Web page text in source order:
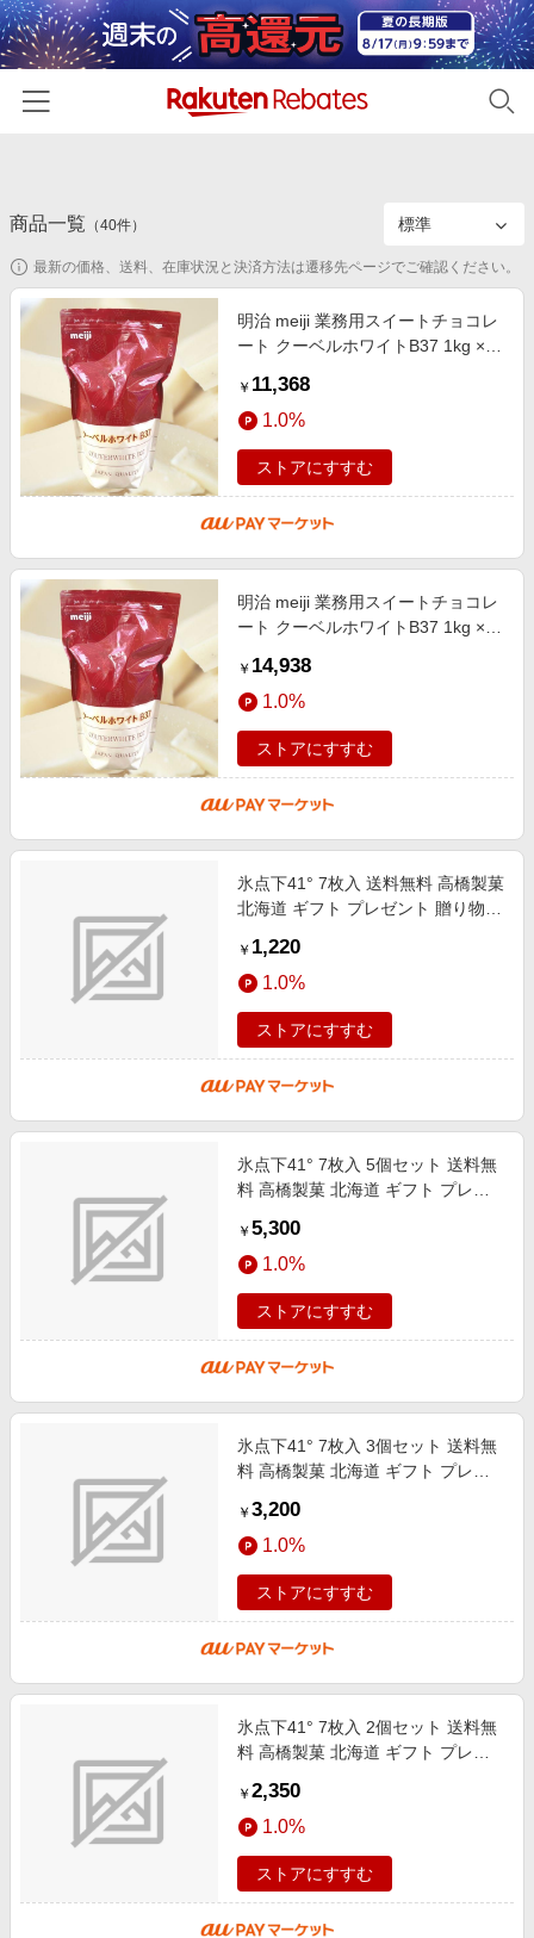
カテゴリー一覧
百貨店・総合ECモール
ファッション・インナー・小物
食品・スイーツ・お酒
日用品・キッチン用品
コスメ・健康・医薬品
キッズ・ベビー用品
スポーツ・アウトドア・ゴルフ
インテリア・寝具
ペット・花・DIY・車
旅行・レジャー・ホテル予約
生活・お役立ち
金融・マネー・保険
イベント一覧
リーベイツ注目ストア
初回購入者限定特典
対象ストア新規限定特典
新着ストアのご紹介
電子書籍特集
楽天サービス特集
旅行特集
わくわく夏特集
とことん買い物チャレンジ
Apple公式サイト×楽天カード分割払い
Qoo10メガポ
Samsung ボーナスキャンペーン
週末の高還元 夏の長期版
ヘルプ
友達紹介
楽天IDでログイン/会員登録
商品一覧 （40件）
最新の価格、送料、在庫状況と決済方法は遷移先ページでご確認ください。
明治 meiji 業務用スイートチョコレ
ート クーベルホワイトB37 1kg ×3
バレンタイン ホワイトデー ケ
￥ 11,368
1.0%
ストアにすすむ
明治 meiji 業務用スイートチョコレ
ート クーベルホワイトB37 1kg ×4
バレンタイン ホワイトデー ケ
￥ 14,938
1.0%
ストアにすすむ
氷点下41° 7枚入 送料無料 高橋製菓
北海道 ギフト プレゼント 贈り物
ー バレンタイン
￥ 1,220
1.0%
ストアにすすむ
氷点下41° 7枚入 5個セット 送料無
料 高橋製菓 北海道 ギフト プレゼ
コ ホワイトデーバレンタイン
￥ 5,300
1.0%
ストアにすすむ
氷点下41° 7枚入 3個セット 送料無
料 高橋製菓 北海道 ギフト プレゼ
コ ホワイトデーバレンタイン
￥ 3,200
1.0%
ストアにすすむ
氷点下41° 7枚入 2個セット 送料無
料 高橋製菓 北海道 ギフト プレゼ
コ ホワイトデーバレンタイン
￥ 2,350
1.0%
ストアにすすむ